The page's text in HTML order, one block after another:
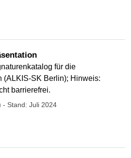
für die
(ALKIS-SK Berlin); Hinweis:
barrierefrei.
- Stand: Juli 2024